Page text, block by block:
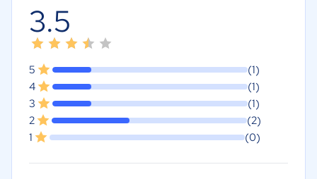
3.5
5
(1)
4
(1)
3
(1)
2
(2)
1
(0)